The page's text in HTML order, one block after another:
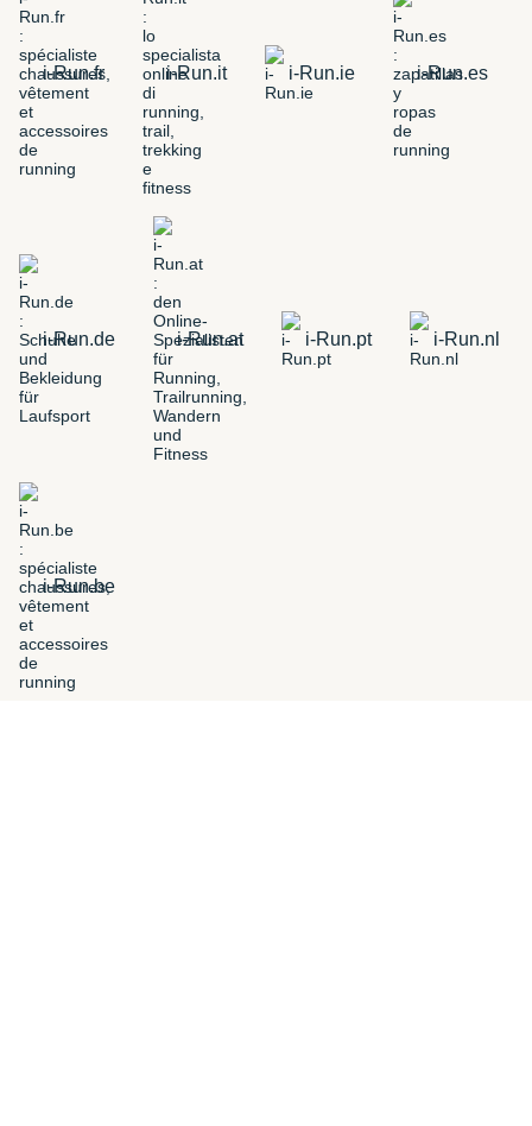
i-Run.fr i-Run.it i-Run.ie i-Run.es
i-Run.de i-Run.at i-Run.pt i-Run.nl
i-Run.be